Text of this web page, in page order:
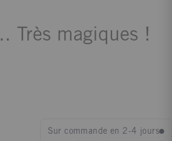
Très magiques !
Sur commande en 2-4 jours